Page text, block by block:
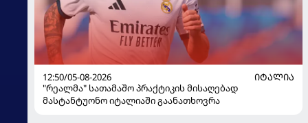
12:50/05-08-2026
ᲘᲢᲐᲚᲘᲐ
"რეალმა" სათამაშო პრაქტიკის მისაღებად
მასტანტუონო იტალიაში გაანათხოვრა